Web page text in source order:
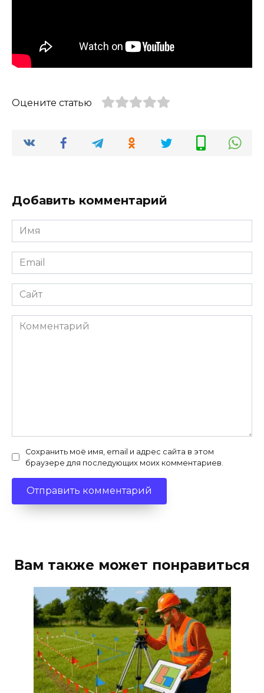
Оцените статью
Добавить комментарий
Имя
*
Email
*
Сайт
Комментарий
Сохранить моё имя, email и адрес сайта в этом
браузере для последующих моих комментариев.
Вам также может понравиться